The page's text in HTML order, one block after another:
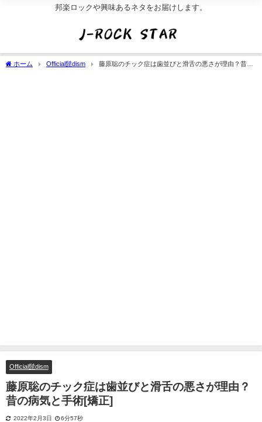
邦楽ロックや興味あるネタをお届けします。
ホーム Official髭dism
藤原聡のチック症は歯並びと滑舌の悪さが理由？昔の
Official髭dism
藤原聡のチック症は歯並びと滑舌の悪さが理由？
昔の病気と手術[矯正]
2022年2月3日 6分57秒